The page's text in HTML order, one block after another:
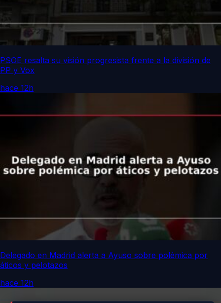
PSOE resalta su visión progresista frente a la división de
PP y Vox
hace 12h
Delegado en Madrid alerta a Ayuso sobre polémica por
áticos y pelotazos
hace 12h